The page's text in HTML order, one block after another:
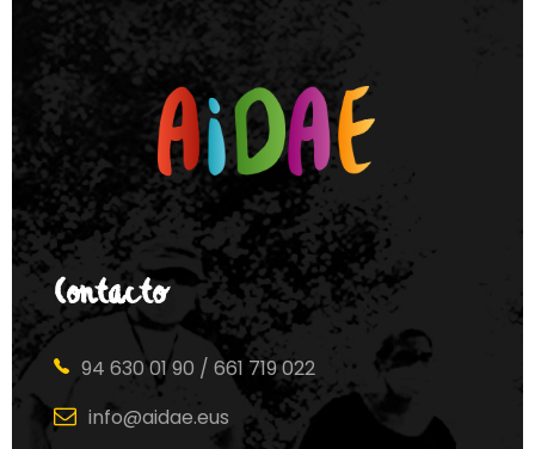
Contacto
94 630 01 90 / 661 719 022
info@aidae.eus